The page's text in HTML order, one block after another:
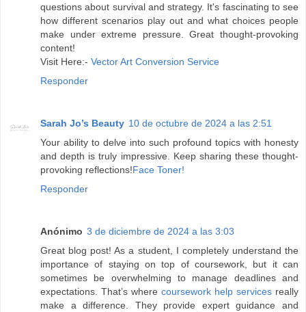
questions about survival and strategy. It's fascinating to see
how different scenarios play out and what choices people
make under extreme pressure. Great thought-provoking
content!
Visit Here:- Vector Art Conversion Service
Responder
Sarah Jo’s Beauty 10 de octubre de 2024 a las 2:51
Your ability to delve into such profound topics with honesty
and depth is truly impressive. Keep sharing these thought-
provoking reflections!Face Toner!
Responder
Anónimo 3 de diciembre de 2024 a las 3:03
Great blog post! As a student, I completely understand the
importance of staying on top of coursework, but it can
sometimes be overwhelming to manage deadlines and
expectations. That’s where coursework help services really
make a difference. They provide expert guidance and